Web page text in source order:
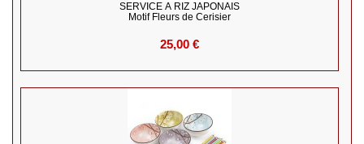
SERVICE À RIZ JAPONAIS
Motif Fleurs de Cerisier
25,00 €